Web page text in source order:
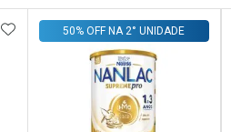
ADICIONAR AOS FAVORITOS
50% OFF NA 2° UNIDADE